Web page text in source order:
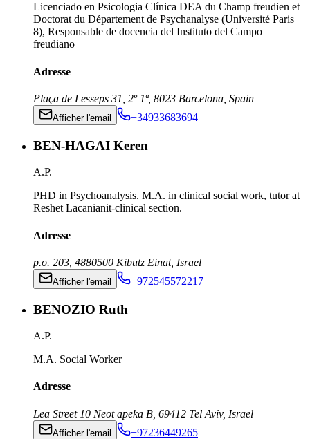
Licenciado en Psicologia Clínica DEA du Champ freudien et
Doctorat du Département de Psychanalyse (Université Paris
8), Responsable de docencia del Instituto del Campo
freudiano
Adresse
Plaça de Lesseps 31, 2º 1ª, 8023 Barcelona Spain
Afficher l'email +34933683694
BEN-HAGAI Keren
A.P.
PHD in Psychoanalysis. M.A. in clinical social work, tutor at
Reshet Lacanianit-clinical section.
Adresse
p.o. 203 4880500 Kibutz Einat, Israel
Afficher l'email +972545572217
BENOZIO Ruth
A.P.
M.A. Social Worker
Adresse
Lea Street 10 Neot apeka B 69412 Tel Aviv, Israel
Afficher l'email +97236449265